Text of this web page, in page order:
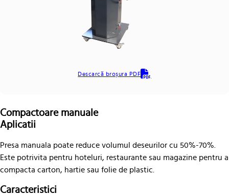
Descarcă broșura PDF
Compactoare manuale
Aplicatii
Presa manuala poate reduce volumul deseurilor cu 50%-70%.
Este potrivita pentru hoteluri, restaurante sau magazine pentru a
compacta carton, hartie sau folie de plastic.
Caracteristici